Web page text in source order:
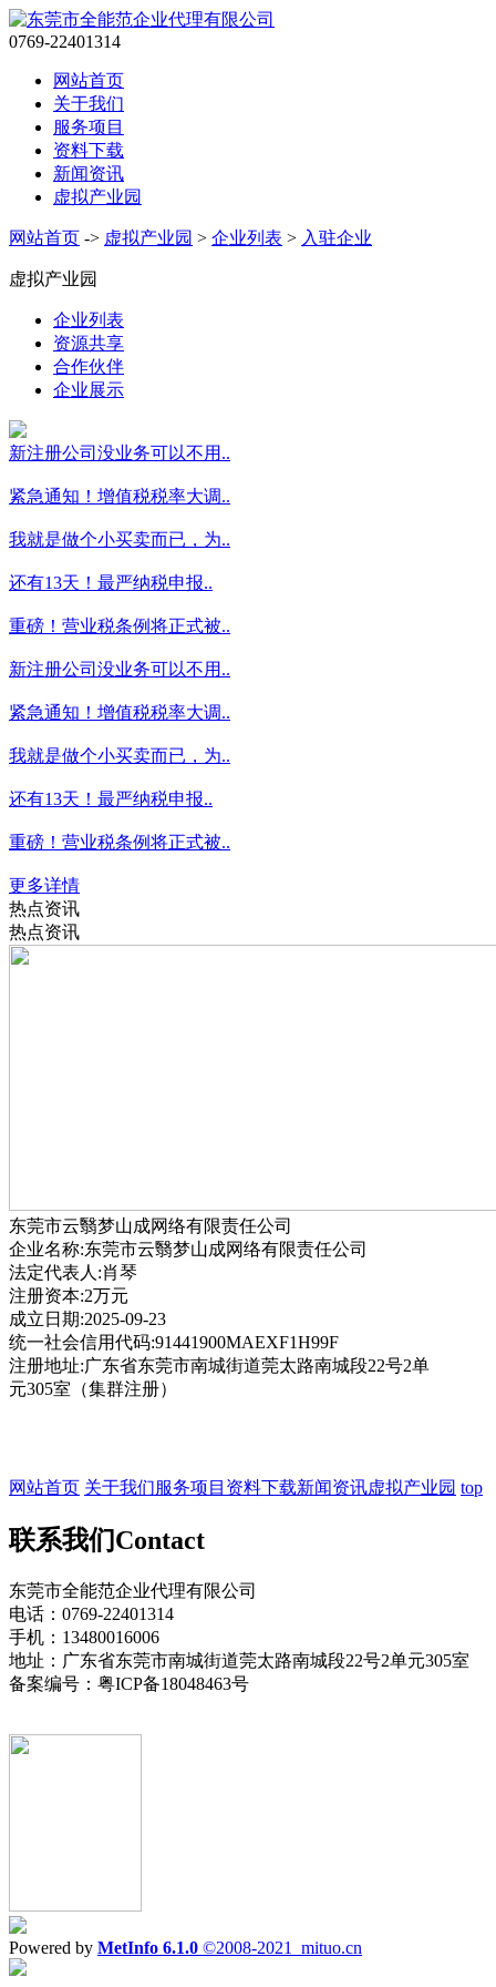
0769-22401314
网站首页
关于我们
服务项目
资料下载
新闻资讯
虚拟产业园
网站首页 -> 虚拟产业园 > 企业列表 > 入驻企业
虚拟产业园
企业列表
资源共享
合作伙伴
企业展示
新注册公司没业务可以不用..
紧急通知！增值税税率大调..
我就是做个小买卖而已，为..
还有13天！最严纳税申报..
重磅！营业税条例将正式被..
新注册公司没业务可以不用..
紧急通知！增值税税率大调..
我就是做个小买卖而已，为..
还有13天！最严纳税申报..
重磅！营业税条例将正式被..
更多详情
热点资讯
热点资讯
东莞市云翳梦山成网络有限责任公司
企业名称:东莞市云翳梦山成网络有限责任公司
法定代表人:肖琴
注册资本:2万元
成立日期:2025-09-23
统一社会信用代码:91441900MAEXF1H99F
注册地址:广东省东莞市南城街道莞太路南城段22号2单
元305室（集群注册）
网站首页 关于我们服务项目 资料下载新闻资讯虚拟产业园 top
联系我们Contact
东莞市全能范企业代理有限公司
电话：0769-22401314
手机：13480016006
地址：广东省东莞市南城街道莞太路南城段22号2单元305室
备案编号：粤ICP备18048463号
Powered by MetInfo 6.1.0 ©2008-2021 mituo.cn